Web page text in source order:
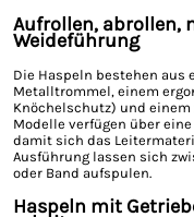
Aufrollen, abrollen,
Weideführung
Die Haspeln bestehen
Metalltrommel, einem
Knöchelschutz) und
Modelle verfügen über
damit sich das
Ausführung lassen sich
oder Band aufspulen.
Haspeln mit